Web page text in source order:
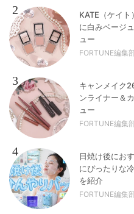
2
KATE（ケイ
に白みベージ
ュー
FORTUNE編集
3
キャンメイク
ンライナー＆
ュー
FORTUNE編集
4
日焼け後にお
にぴったりな
を紹介
FORTUNE編集